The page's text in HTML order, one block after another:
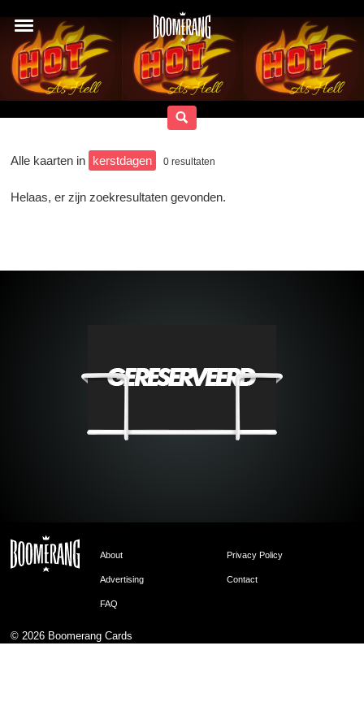
Alle kaarten in kerstdagen 0 resultaten
Helaas, er zijn zoekresultaten gevonden.
About Privacy Policy
Advertising Contact
FAQ
© 2026 Boomerang Cards